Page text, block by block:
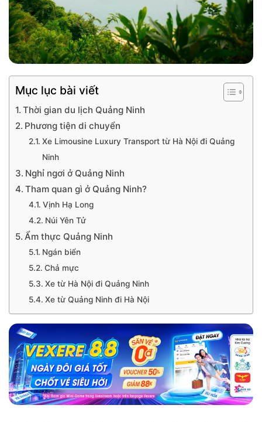
Mục lục bài viết
Thời gian du lịch Quảng Ninh
Phương tiện di chuyển
Xe Limousine Luxury Transport từ Hà Nội đi Quảng
Ninh
Nghỉ ngơi ở Quảng Ninh
Tham quan gì ở Quảng Ninh?
Vịnh Hạ Long
Núi Yên Tử
Ẩm thực Quảng Ninh
Ngán biển
Chả mực
Xe từ Hà Nội đi Quảng Ninh
Xe từ Quảng Ninh đi Hà Nội